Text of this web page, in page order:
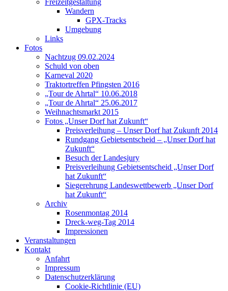
Wandern
GPX-Tracks
Umgebung
Links
Fotos
Nachtzug 09.02.2024
Schuld von oben
Karneval 2020
Traktortreffen Pfingsten 2016
„Tour de Ahrtal“ 10.06.2018
„Tour de Ahrtal“ 25.06.2017
Weihnachtsmarkt 2015
Fotos „Unser Dorf hat Zukunft“
Preisverleihung – Unser Dorf hat Zukunft 2014
Rundgang Gebietsentscheid – „Unser Dorf hat
Zukunft“
Besuch der Landesjury
Preisverleihung Gebietsentscheid „Unser Dorf
hat Zukunft“
Siegerehrung Landeswettbewerb „Unser Dorf
hat Zukunft“
Archiv
Rosenmontag 2014
Dreck-weg-Tag 2014
Impressionen
Veranstaltungen
Kontakt
Anfahrt
Impressum
Datenschutzerklärung
Cookie-Richtlinie (EU)